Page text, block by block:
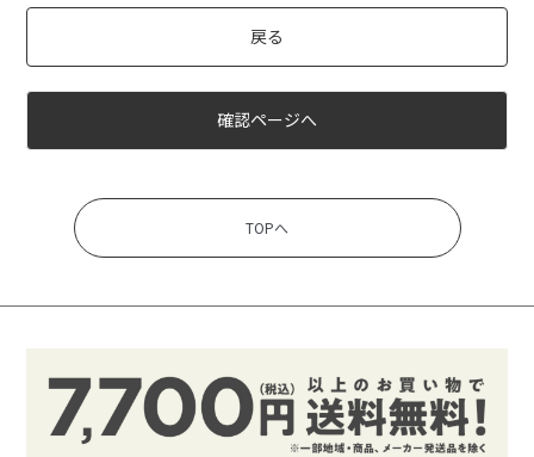
戻る
確認ページへ
TOPへ